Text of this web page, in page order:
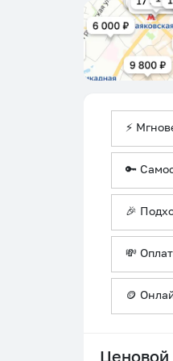
⚡
🔑
🎉
💸
🪙
Ценовой